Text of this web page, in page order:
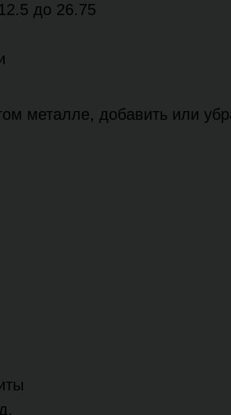
до 26.75
металле, добавить или